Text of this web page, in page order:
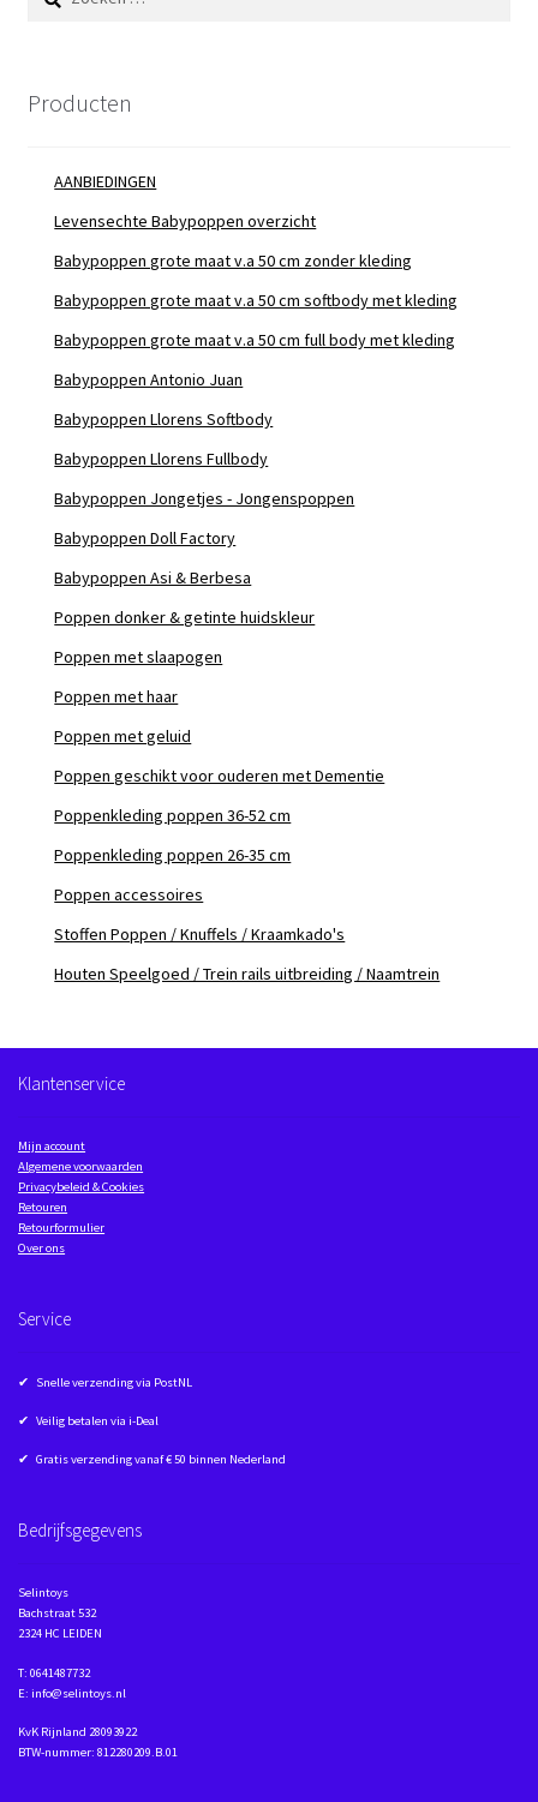
naar:
Producten
AANBIEDINGEN
Levensechte Babypoppen overzicht
Babypoppen grote maat v.a 50 cm zonder kleding
Babypoppen grote maat v.a 50 cm softbody met kleding
Babypoppen grote maat v.a 50 cm full body met kleding
Babypoppen Antonio Juan
Babypoppen Llorens Softbody
Babypoppen Llorens Fullbody
Babypoppen Jongetjes - Jongenspoppen
Babypoppen Doll Factory
Babypoppen Asi & Berbesa
Poppen donker & getinte huidskleur
Poppen met slaapogen
Poppen met haar
Poppen met geluid
Poppen geschikt voor ouderen met Dementie
Poppenkleding poppen 36-52 cm
Poppenkleding poppen 26-35 cm
Poppen accessoires
Stoffen Poppen / Knuffels / Kraamkado's
Houten Speelgoed / Trein rails uitbreiding / Naamtrein
Klantenservice
Mijn account
Algemene voorwaarden
Privacybeleid & Cookies
Retouren
Retourformulier
Over ons
Service
✔ Snelle verzending via PostNL
✔ Veilig betalen via i-Deal
✔ Gratis verzending vanaf € 50 binnen Nederland
Bedrijfsgegevens
Selintoys
Bachstraat 532
2324 HC LEIDEN
T: 0641487732
E: info@selintoys.nl
KvK Rijnland 28093922
BTW-nummer: 812280209.B.01